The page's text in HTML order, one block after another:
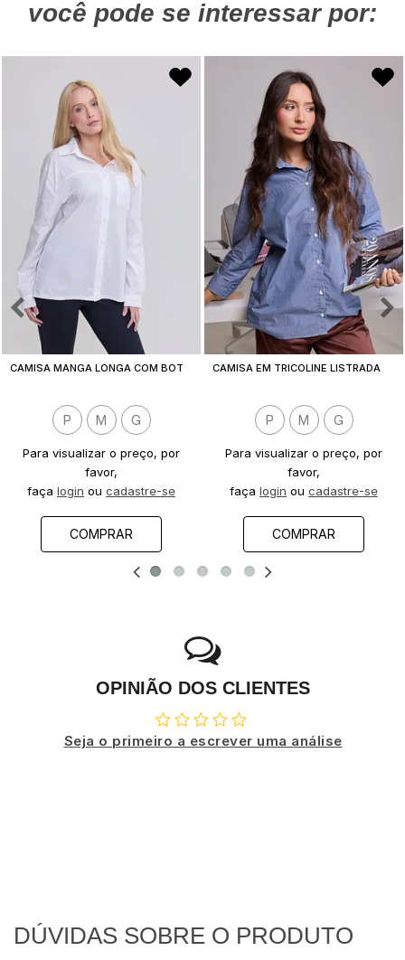
você pode se interessar por:
P M G
Para visualizar o preço, por
favor,
faça login ou cadastre-se
COMPRAR
P M G
Para visualizar o preço, por
favor,
faça login ou cadastre-se
COMPRAR
OPINIÃO DOS CLIENTES
Seja o primeiro a escrever uma análise
DÚVIDAS SOBRE O PRODUTO